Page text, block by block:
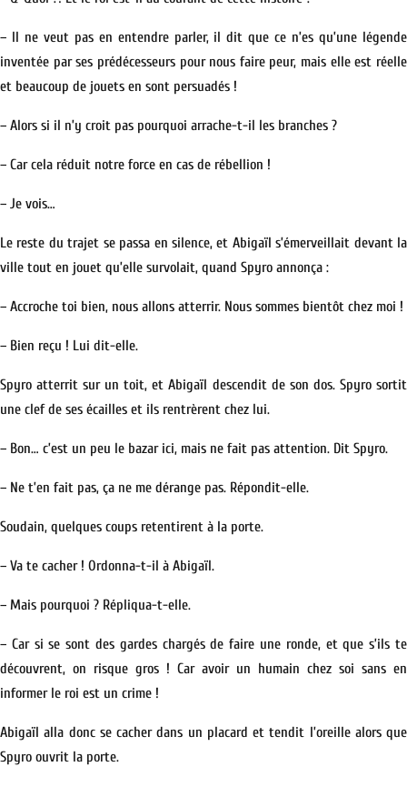
– Il ne veut pas en entendre parler, il dit que ce n’es qu’une légende
inventée par ses prédécesseurs pour nous faire peur, mais elle est réelle
et beaucoup de jouets en sont persuadés !
– Alors si il n’y croit pas pourquoi arrache-t-il les branches ?
– Car cela réduit notre force en cas de rébellion !
– Je vois…
Le reste du trajet se passa en silence, et Abigaïl s’émerveillait devant la
ville tout en jouet qu’elle survolait, quand Spyro annonça :
– Accroche toi bien, nous allons atterrir. Nous sommes bientôt chez moi !
– Bien reçu ! Lui dit-elle.
Spyro atterrit sur un toit, et Abigaïl descendit de son dos. Spyro sortit
une clef de ses écailles et ils rentrèrent chez lui.
– Bon… c’est un peu le bazar ici, mais ne fait pas attention. Dit Spyro.
– Ne t’en fait pas, ça ne me dérange pas. Répondit-elle.
Soudain, quelques coups retentirent à la porte.
– Va te cacher ! Ordonna-t-il à Abigaïl.
– Mais pourquoi ? Répliqua-t-elle.
– Car si se sont des gardes chargés de faire une ronde, et que s’ils te
découvrent, on risque gros ! Car avoir un humain chez soi sans en
informer le roi est un crime !
Abigaïl alla donc se cacher dans un placard et tendit l’oreille alors que
Spyro ouvrit la porte.